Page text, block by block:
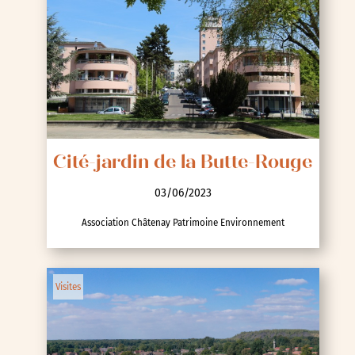
Cité-jardin de la Butte-Rouge
03/06/2023
Association Châtenay Patrimoine Environnement
Visites